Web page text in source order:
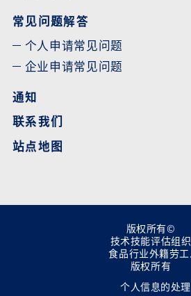
常见问题解答
个人申请常见问题
企业申请常见问题
通知
联系我们
站点地图
版权所有©
技术技能评估组织
食品行业外籍劳工.
版权所有
个人信息的处理